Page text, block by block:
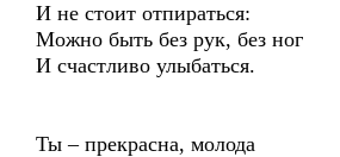
И не стоит отпираться:
Можно быть без рук, без ног
И счастливо улыбаться.
Ты – прекрасна, молода